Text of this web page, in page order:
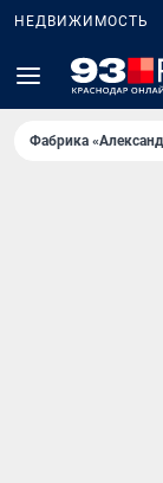
НЕДВИЖИМОСТЬ
Фабрика